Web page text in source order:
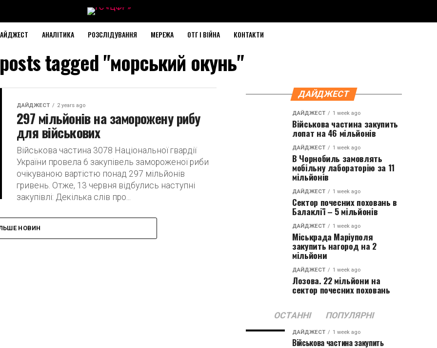
АНАЛІТИКА РОЗСЛІДУВАННЯ МЕРЕЖА ОТГ І ВІЙНА КОНТАКТИ
tagged "морський окунь"
ДАЙДЖЕСТ 2 years ago
297 мільйонів на заморожену рибу
для військових
Військова частина 3078 Національної гвардії
України провела 6 закупівель замороженої риби
очікуваною вартістю понад 297 мільйонів
гривень. Отже, 13 червня відбулись наступні
закупівлі: Декілька слів про...
НОВИН
ДАЙДЖЕСТ
ДАЙДЖЕСТ 1 week ago
Військова частина закупить
лопат на 46 мільйонів
ДАЙДЖЕСТ 1 week ago
В Чорнобиль замовлять
мобільну лабораторію за 11
мільйонів
ДАЙДЖЕСТ 1 week ago
Сектор почесних поховань в
Балаклії – 5 мільйонів
ДАЙДЖЕСТ 1 week ago
Міськрада Маріуполя
закупить нагород на 2
мільйони
ДАЙДЖЕСТ 1 week ago
Лозова. 22 мільйони на
сектор почесних поховань
ОСТАННІ ПОПУЛЯРНІ
ДАЙДЖЕСТ 1 week ago
Військова частина закупить